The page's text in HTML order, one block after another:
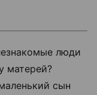
люди
матерей?
сын